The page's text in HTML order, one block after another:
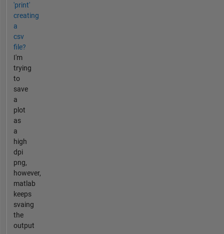
'print'
creating
a
csv
file?
I'm
trying
to
save
a
plot
as
a
high
dpi
png,
however,
matlab
keeps
svaing
the
output